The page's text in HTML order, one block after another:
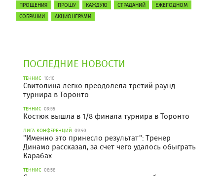
ПРОЩЕНИЯ
ПРОШУ КАЖДУЮ СТРАДАНИЙ
ЕЖЕГОДНОМ
СОБРАНИИ
АКЦИОНЕРАМИ
ПОСЛЕДНИЕ НОВОСТИ
ТЕННИС 10:10
Свитолина легко преодолела третий раунд
турнира в Торонто
ТЕННИС 09:55
Костюк вышла в 1/8 финала турнира в Торонто
ЛИГА КОНФЕРЕНЦИЙ 09:40
"Именно это принесло результат": Тренер
Динамо рассказал, за счет чего удалось обыграть
Карабах
ТЕННИС 08:58